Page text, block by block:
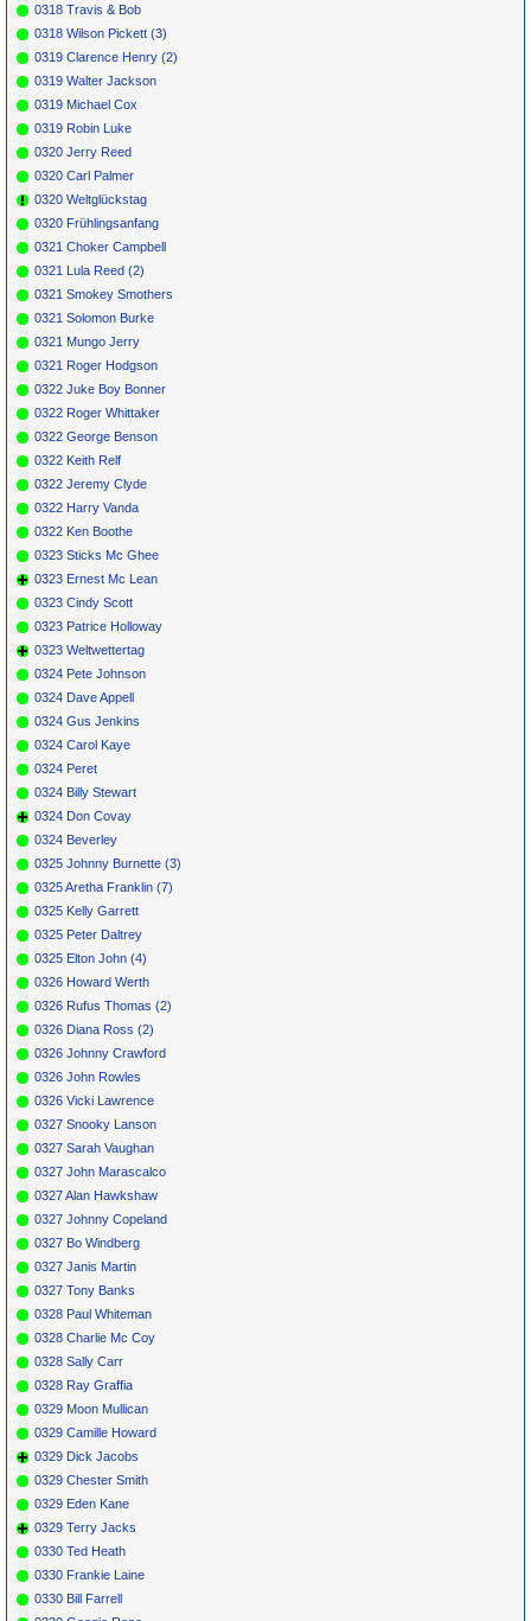
0318 Travis & Bob
0318 Wilson Pickett (3)
0319 Clarence Henry (2)
0319 Walter Jackson
0319 Michael Cox
0319 Robin Luke
0320 Jerry Reed
0320 Carl Palmer
0320 Weltglückstag
0320 Frühlingsanfang
0321 Choker Campbell
0321 Lula Reed (2)
0321 Smokey Smothers
0321 Solomon Burke
0321 Mungo Jerry
0321 Roger Hodgson
0322 Juke Boy Bonner
0322 Roger Whittaker
0322 George Benson
0322 Keith Relf
0322 Jeremy Clyde
0322 Harry Vanda
0322 Ken Boothe
0323 Sticks Mc Ghee
0323 Ernest Mc Lean
0323 Cindy Scott
0323 Patrice Holloway
0323 Weltwettertag
0324 Pete Johnson
0324 Dave Appell
0324 Gus Jenkins
0324 Carol Kaye
0324 Peret
0324 Billy Stewart
0324 Don Covay
0324 Beverley
0325 Johnny Burnette (3)
0325 Aretha Franklin (7)
0325 Kelly Garrett
0325 Peter Daltrey
0325 Elton John (4)
0326 Howard Werth
0326 Rufus Thomas (2)
0326 Diana Ross (2)
0326 Johnny Crawford
0326 John Rowles
0326 Vicki Lawrence
0327 Snooky Lanson
0327 Sarah Vaughan
0327 John Marascalco
0327 Alan Hawkshaw
0327 Johnny Copeland
0327 Bo Windberg
0327 Janis Martin
0327 Tony Banks
0328 Paul Whiteman
0328 Charlie Mc Coy
0328 Sally Carr
0328 Ray Graffia
0329 Moon Mullican
0329 Camille Howard
0329 Dick Jacobs
0329 Chester Smith
0329 Eden Kane
0329 Terry Jacks
0330 Ted Heath
0330 Frankie Laine
0330 Bill Farrell